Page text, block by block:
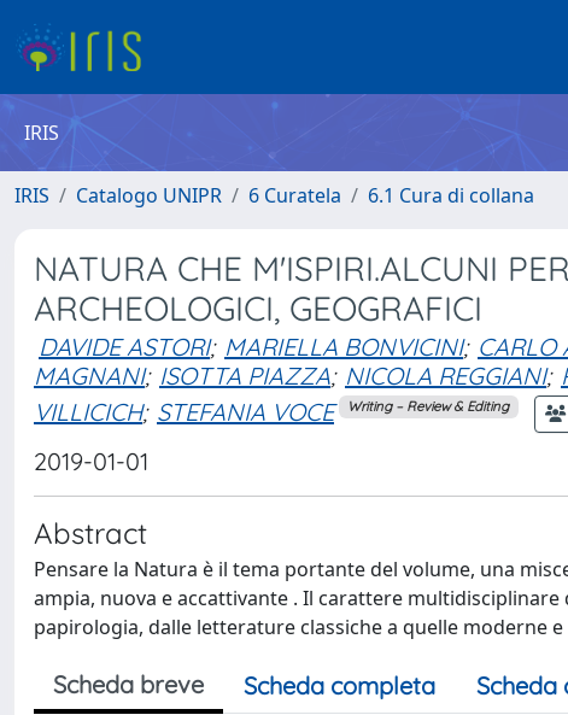
IRIS
IRIS Catalogo UNIPR 6 Curatela 6.1 Cura di collana
NATURA CHE M'ISPIRI.ALCUNI
ARCHEOLOGICI, GEOGRAFICI
DAVIDE ASTORI; MARIELLA BONVICINI; CARLO
MAGNANI; ISOTTA PIAZZA; NICOLA REGGIANI;
VILLICICH; STEFANIA VOCE Writing – Review & Editing
2019-01-01
Abstract
Pensare la Natura è il tema portante del volume, una
ampia, nuova e accattivante . Il carattere
papirologia, dalle letterature classiche a quelle moderne
Scheda breve Scheda completa Scheda